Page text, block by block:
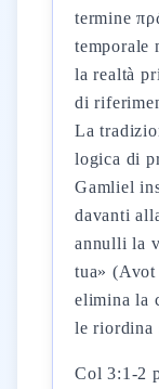
termine
temporale
la realtà
di
La
logica di
Gamliel
davanti
annulli la
tua»
elimina la
le riordina
Col 3:1-2